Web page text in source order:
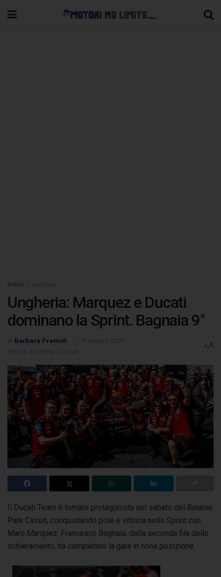
Home
Ungheria: Marquez e Ducati
dominano la Sprint. Bagnaia 9°
Barbara Premoli
AA
Il Ducati Team è tornato protagonista nel sabato del Balaton
Park Circuit, conquistando pole e vittoria nella Sprint con
Marc Marquez. Francesco Bagnaia, dalla seconda fila dello
schieramento, ha completato la gara in nona posizione.